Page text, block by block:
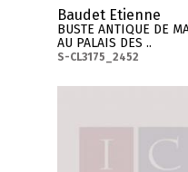
Baudet Etienne
BUSTE ANTIQUE DE
AU PALAIS DES ..
S-CL3175_2452